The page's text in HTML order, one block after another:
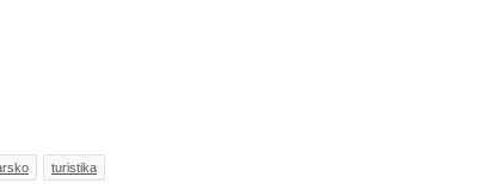
turistika